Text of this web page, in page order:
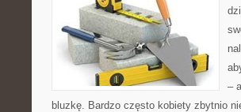
–
bluzkę. Bardzo często kobiety zbytnio